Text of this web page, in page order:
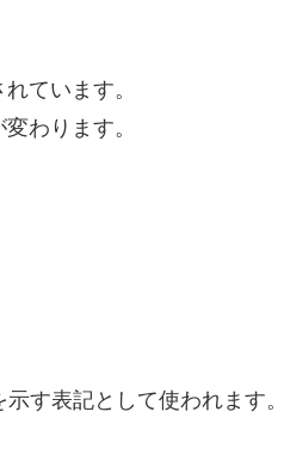
ています。
わります。
す表記として使われます。